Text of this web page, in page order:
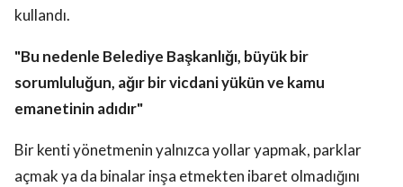
kullandı.
"Bu nedenle Belediye Başkanlığı, büyük bir
sorumluluğun, ağır bir vicdani yükün ve kamu
emanetinin adıdır"
Bir kenti yönetmenin yalnızca yollar yapmak, parklar
açmak ya da binalar inşa etmekten ibaret olmadığını